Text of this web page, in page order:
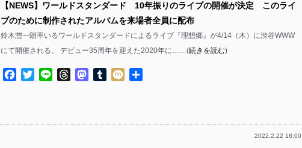
【NEWS】ワールドスタンダード 10年振りのライブの開催が決定 このライ
ブのために制作されたアルバムを来場者全員に配布
鈴木惣一朗率いるワールドスタンダードによるライブ『理想郷』が4/14（木）に渋谷WWW
にて開催される。 デビュー35周年を迎えた2020年に……(続きを読む)
Facebook
TwitterLine ThreadsMastodon
TumblrMixi
2022.2.22 18:00